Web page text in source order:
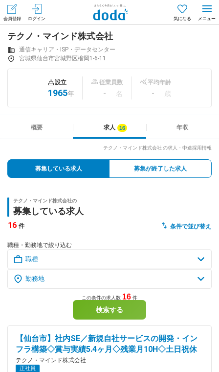
会員登録 ログイン 気になる
会員登録（無料）
はじめてdodaをご利用される方へ
求人を紹介してもらう
知りたい・聞きたい
専門サイト
対応時間：10:00～22:00(日曜・年末年始を除く)
自動案内は24時間365日対応
転職の「モヤモヤ」、一人で悩まず
気軽に相談してみませんか？
dodaの使い方は？
ヘルプ サイトマップ
テクノ・マインド株式会社
通信キャリア・ISP・データセンター
宮城県仙台市宮城野区榴岡1-6-11
設立
1965年
従業員数
- 名
平均年齢
- 歳
概要 求人 年収
テクノ・マインド株式会社 の求人・中途採用情報
募集している求人 募集が終了した求人
テクノ・マインド株式会社の
募集している求人
16 件 条件で並び替え
職種・勤務地で絞り込む
この条件の求人数 16 件
検索する
【仙台市】社内SE／新規自社サービスの開発・イン
フラ構築◇賞与実績5.4ヶ月◇残業月10H◇土日祝休
テクノ・マインド株式会社
正社員